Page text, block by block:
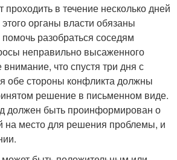
проходить в течение несколько дней
органы власти обязаны
разобраться соседям
неправильно высаженного
что спустя три дня с
обе стороны конфликта должны
решение в письменном виде.
должен быть проинформирован о
на место для решения проблемы, и